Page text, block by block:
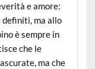
e amore:
definiti, ma allo
è sempre in
che le
ma che